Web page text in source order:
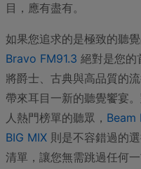
目，應有盡有。
如果您追求的是極致的聽
Bravo FM91.3 絕對是您的
將爵士、古典與高品質的
帶來耳目一新的聽覺饗宴
人熱門榜單的聽眾， Beam
BIG MIX 則是不容錯過的
清單，讓您無需跳過任何